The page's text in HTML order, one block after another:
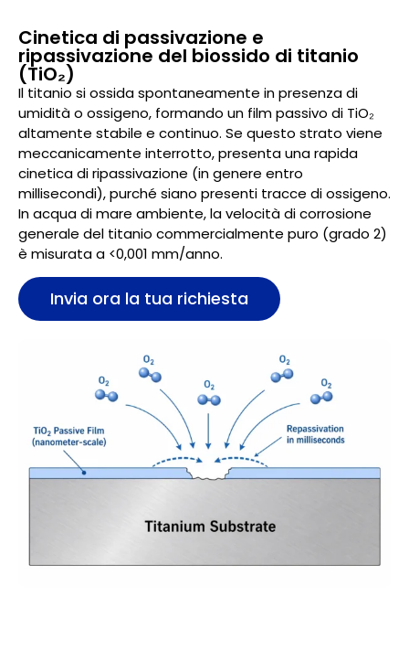
Cinetica di passivazione e
ripassivazione del biossido di titanio
(TiO₂)
Il titanio si ossida spontaneamente in presenza di
umidità o ossigeno, formando un film passivo di TiO₂
altamente stabile e continuo. Se questo strato viene
meccanicamente interrotto, presenta una rapida
cinetica di ripassivazione (in genere entro
millisecondi), purché siano presenti tracce di ossigeno.
In acqua di mare ambiente, la velocità di corrosione
generale del titanio commercialmente puro (grado 2)
è misurata a <0,001 mm/anno.
Invia ora la tua richiesta